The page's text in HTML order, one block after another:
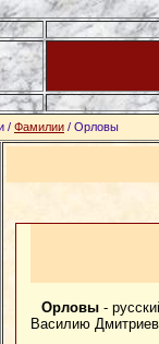
/ Фамилии / Орловы
Орловы-
Василию